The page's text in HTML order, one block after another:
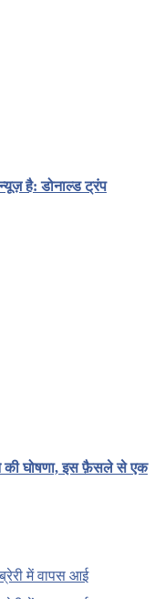
है: डोनाल्ड ट्रंप
की घोषणा, इस फ़ैसले से एक